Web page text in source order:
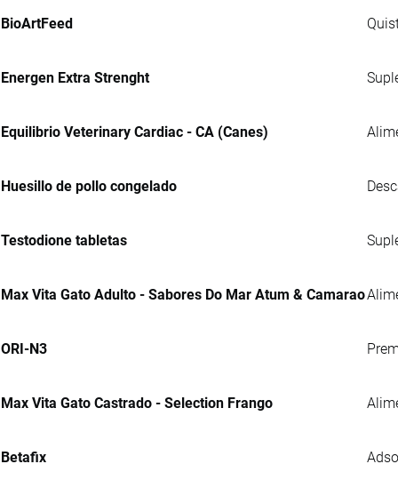
BioArtFeed
Energen Extra Strenght
Equilibrio Veterinary Cardiac - CA (Canes)
Huesillo de pollo congelado
Testodione tabletas
Max Vita Gato Adulto - Sabores Do Mar Atum & Camarao
ORI-N3
Max Vita Gato Castrado - Selection Frango
Betafix